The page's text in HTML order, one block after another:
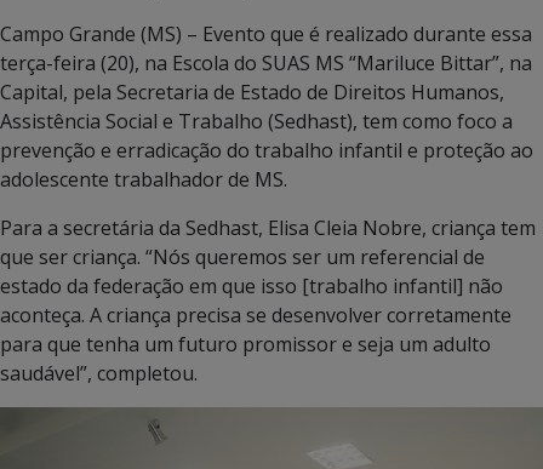
Campo Grande (MS) – Evento que é realizado durante essa
terça-feira (20), na Escola do SUAS MS “Mariluce Bittar”, na
Capital, pela Secretaria de Estado de Direitos Humanos,
Assistência Social e Trabalho (Sedhast), tem como foco a
prevenção e erradicação do trabalho infantil e proteção ao
adolescente trabalhador de MS.
Para a secretária da Sedhast, Elisa Cleia Nobre, criança tem
que ser criança. “Nós queremos ser um referencial de
estado da federação em que isso [trabalho infantil] não
aconteça. A criança precisa se desenvolver corretamente
para que tenha um futuro promissor e seja um adulto
saudável”, completou.